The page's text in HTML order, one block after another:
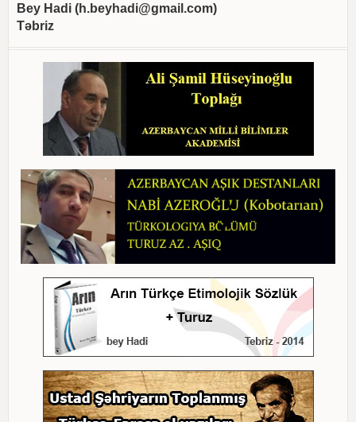
Bey Hadi (h.beyhadi@gmail.com)
Təbriz